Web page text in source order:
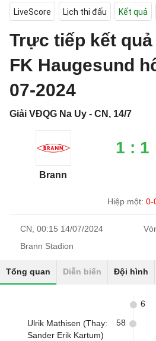
LiveScore Lịch thi đấu Kết quả
Trực tiếp kết
FK Haugesund
07-2024
Giải VĐQG Na Uy - CN, 14/7
Brann
1 : 1
Hiệp một: 0-
CN, 00:15 14/07/2024
Brann Stadion
Tổng quan Diễn biến Đội hình
6
Ulrik Mathisen (Thay:
Sander Erik Kartum)
58